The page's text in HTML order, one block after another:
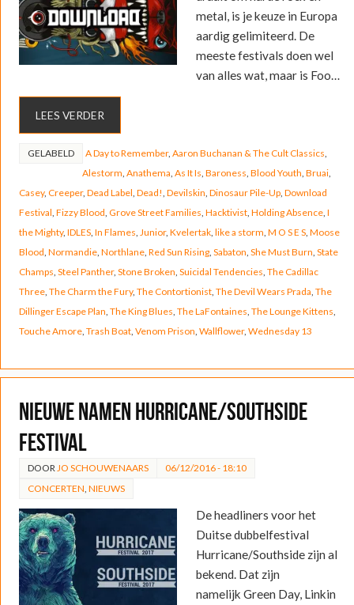
metal, is je keuze in Europa
aardig gelimiteerd. De
meeste festivals doen wel
van alles wat, maar is Foo…
LEES VERDER
GELABELD A Day to Remember, Aaron Buchanan & The Cult Classics
Alestorm Anathema As It Is Baroness Blood Youth Bruai,
Casey, Creeper, Dead Label Dead! Devilskin Dinosaur Pile-Up, Download
Festival Fizzy Blood Grove Street Families Hacktivist, Holding Absence, I
the Mighty, IDLES, In Flames Junior, Kvelertak, like a storm M O S E S, Moose
Blood Normandie, Northlane, Red Sun Rising, Sabaton She Must Burn State
Champs Steel Panther, Stone Broken Suicidal Tendencies The Cadillac
Three, The Charm the Fury, The Contortionist, The Devil Wears Prada The
Dillinger Escape Plan The King Blues The LaFontaines The Lounge Kittens
Touche Amore, Trash Boat, Venom Prison Wallflower, Wednesday 13
Nieuwe namen Hurricane/Southside
festival
DOOR JO SCHOUWENAARS
06/12/2016 - 18:10
CONCERTEN NIEUWS
De headliners voor het
Duitse dubbelfestival
Hurricane/Southside zijn al
bekend. Dat zijn
namelijk Green Day, Linkin